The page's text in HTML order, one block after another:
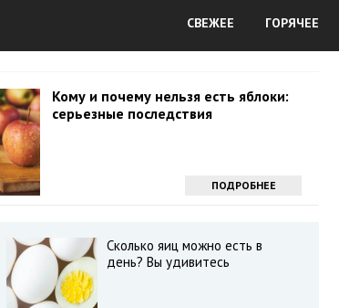
СВЕЖЕЕ ГОРЯЧЕЕ
Кому и почему нельзя есть яблоки:
серьезные последствия
ПОДРОБНЕЕ
Сколько яиц можно есть в
день? Вы удивитесь